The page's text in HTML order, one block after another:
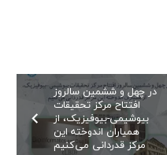
در چهل و ششمین سالروز
افتتاح مرکز تحقیقات
بیوشیمی-بیوفیزیک، از
همیاران اندوخته این
مرکز قدردانی می‌کنیم